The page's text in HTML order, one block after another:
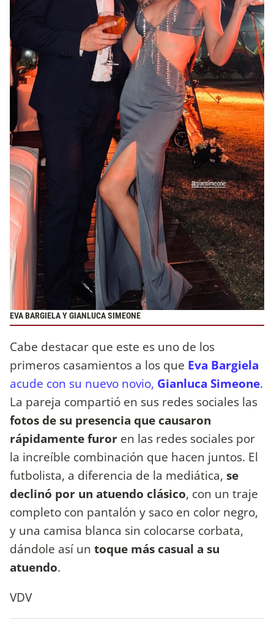
EVA BARGIELA Y GIANLUCA SIMEONE
Cabe destacar que este es uno de los
primeros casamientos a los que Eva Bargiela
acude con su nuevo novio, Gianluca Simeone.
La pareja compartió en sus redes sociales las
fotos de su presencia que causaron
rápidamente furor en las redes sociales por
la increíble combinación que hacen juntos. El
futbolista, a diferencia de la mediática, se
declinó por un atuendo clásico, con un traje
completo con pantalón y saco en color negro,
y una camisa blanca sin colocarse corbata,
dándole así un toque más casual a su
atuendo.
VDV